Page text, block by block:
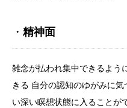
・ 精神面
雑念が払われ集中できるよう
きる 自分の認知のゆがみに
い深い瞑想状態に入ることが